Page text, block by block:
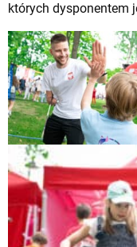
których dysponentem